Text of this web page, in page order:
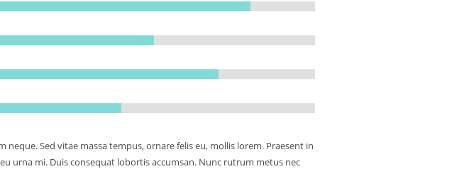
Sed vitae massa tempus, ornare felis eu, mollis lorem. Praesent in
urna mi. Duis consequat lobortis accumsan. Nunc rutrum metus nec